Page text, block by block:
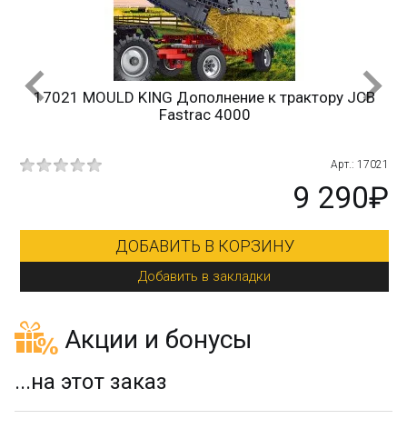
17021 MOULD KING Дополнение к трактору JCB
Fastrac 4000
Арт.: 17021
9 290₽
ДОБАВИТЬ В КОРЗИНУ
Добавить в закладки
Акции и бонусы
...на этот заказ